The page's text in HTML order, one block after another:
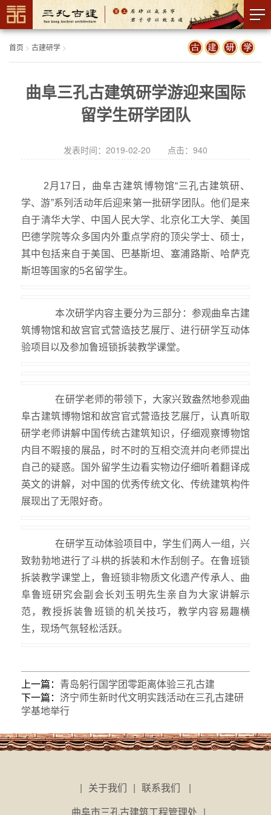
首页 > 古建研学 >
曲阜三孔古建筑研学游迎来国际
留学生研学团队
发表时间：2019-02-20 点击： 940
2月17日，曲阜古建筑博物馆“三孔古建筑研、
学、游”系列活动年后迎来第一批研学团队。他们是来
自于清华大学、中国人民大学、北京化工大学、美国
巴德学院等众多国内外重点学府的顶尖学士、硕士，
其中包括来自于美国、巴基斯坦、塞浦路斯、哈萨克
斯坦等国家的5名留学生。
本次研学内容主要分为三部分：参观曲阜古建
筑博物馆和故宫官式营造技艺展厅、进行研学互动体
验项目以及参加鲁班锁拆装教学课堂。
在研学老师的带领下，大家兴致盎然地参观曲
阜古建筑博物馆和故宫官式营造技艺展厅，认真听取
研学老师讲解中国传统古建筑知识，仔细观察博物馆
内目不暇接的展品，时不时的互相交流并向老师提出
自己的疑惑。国外留学生边看实物边仔细听着翻译成
英文的讲解，对中国的优秀传统文化、传统建筑构件
展现出了无限好奇。
在研学互动体验项目中，学生们两人一组，兴
致勃勃地进行了斗栱的拆装和木作刮刨子。在鲁班锁
拆装教学课堂上，鲁班锁非物质文化遗产传承人、曲
阜鲁班研究会副会长刘玉明先生亲自为大家讲解示
范，教授拆装鲁班锁的机关技巧，教学内容易趣横
生，现场气氛轻松活跃。
上一篇： 青岛躬行国学团零距离体验三孔古建
下一篇： 济宁师生新时代文明实践活动在三孔古建研
学基地举行
| 关于我们 | 联系我们
|
曲阜市三孔古建筑工程管理处 |